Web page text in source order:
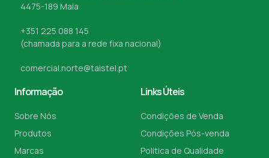
4475-189 Maia
+351 225 088 145
(chamada para a rede fixa nacional)
comercial.norte@taistel.pt
Informação
Sobre Nós
Produtos
Marcas
Links Úteis
Condições de Venda
Condições Pós-venda
Politica de Qualidade